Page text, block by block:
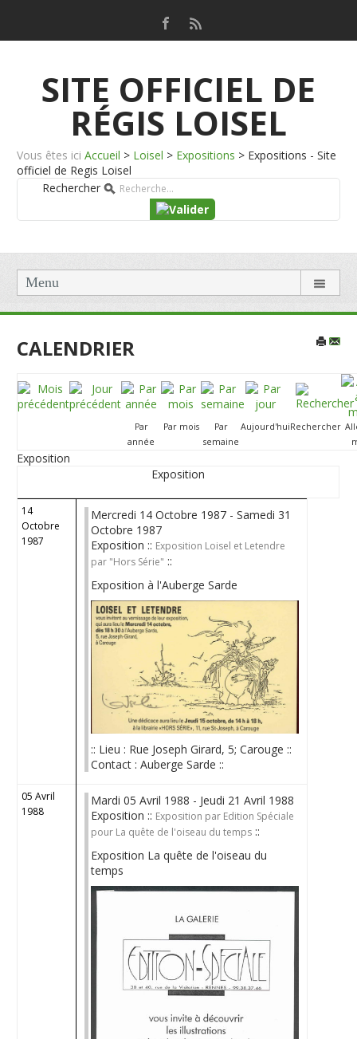
SITE OFFICIEL DE
RÉGIS LOISEL
Vous êtes ici Accueil > Loisel > Expositions > Expositions - Site
officiel de Regis Loisel
Rechercher
Menu
CALENDRIER
Par
année
Par mois
Par
semaine
Aujourd'huiRechercher
Exposition
Exposition
14
Octobre
1987
Mercredi 14 Octobre 1987 - Samedi 31
Octobre 1987
Exposition :: Exposition Loisel et Letendre
par "Hors Série" ::
Exposition à l'Auberge Sarde
:: Lieu : Rue Joseph Girard, 5; Carouge ::
Contact : Auberge Sarde ::
05 Avril
1988
Mardi 05 Avril 1988 - Jeudi 21 Avril 1988
Exposition :: Exposition par Edition Spéciale
pour La quête de l'oiseau du temps ::
Exposition La quête de l'oiseau du
temps